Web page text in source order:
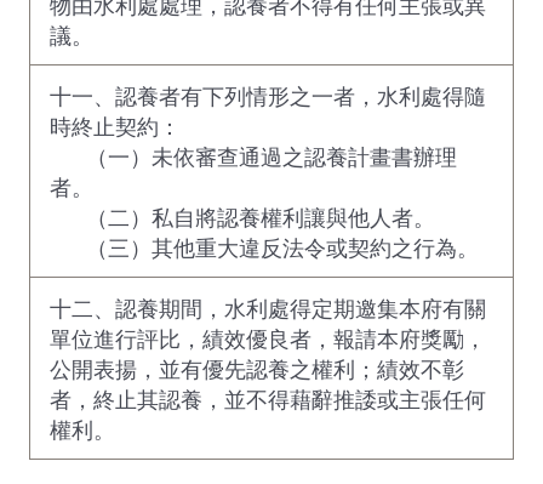
議。
十一、認養者有下列情形之一者，水利處得隨
時終止契約：
（一）未依審查通過之認養計畫書辦理
者。
（二）私自將認養權利讓與他人者。
（三）其他重大違反法令或契約之行為。
十二、認養期間，水利處得定期邀集本府有關
單位進行評比，績效優良者，報請本府獎勵，
公開表揚，並有優先認養之權利；績效不彰
者，終止其認養，並不得藉辭推諉或主張任何
權利。